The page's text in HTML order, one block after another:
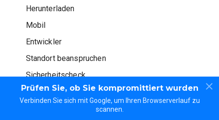
Prüfen Sie, ob Sie kompromittiert wurden
Verbinden Sie sich mit Google, um Ihren Browserverlauf zu
scannen.
Herunterladen
Mobil
Entwickler
Standort beanspruchen
Sicherheitscheck